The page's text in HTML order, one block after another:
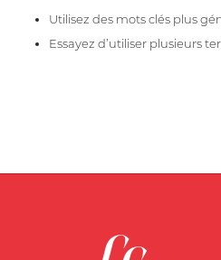
Utilisez des mots clés plus
Essayez d’utiliser plusieurs